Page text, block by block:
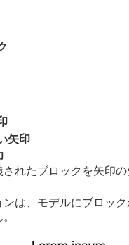
矢印
れたブロックを矢印
ンは、モデルにブロッ